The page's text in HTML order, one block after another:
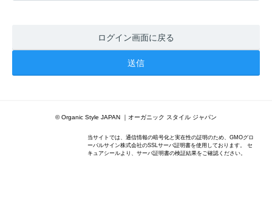
ログイン画面に戻る
© Organic Style JAPAN ｜オーガニック スタイル ジャパン
当サイトでは、通信情報の暗号化と実在性の証明のため、GMOグロ
ーバルサイン株式会社のSSLサーバ証明書を使用しております。 セ
キュアシールより、サーバ証明書の検証結果をご確認ください。